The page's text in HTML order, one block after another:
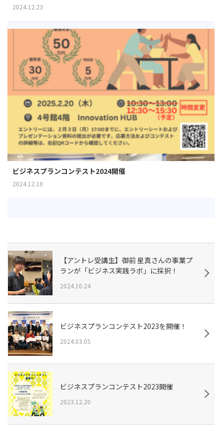
2024.12.23
ビジネスプランコンテスト2024開催
2024.12.10
【アントレ受講生】御前 星真さんの事業プ
ランが「ビジネス実践ラボ」に採択！
2024.10.24
ビジネスプランコンテスト2023を開催！
2024.03.05
ビジネスプランコンテスト2023開催
2023.12.20